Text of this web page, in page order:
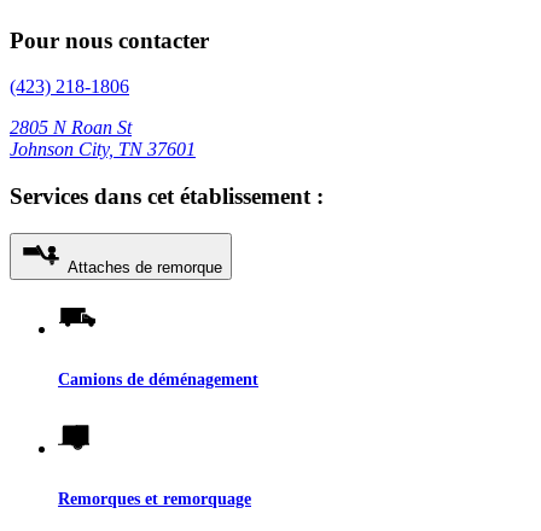
Pour nous contacter
(423) 218-1806
2805 N Roan St
Johnson City, TN 37601
Services dans cet établissement :
Attaches de remorque
Camions de déménagement
Remorques et remorquage